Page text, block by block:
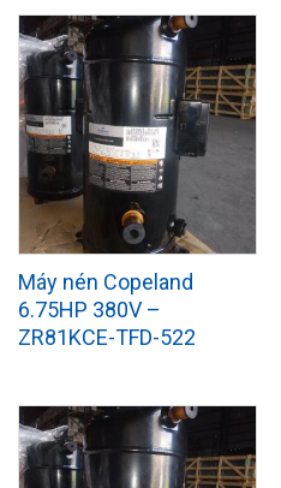
Máy nén Copeland
6.75HP 380V –
ZR81KCE-TFD-522